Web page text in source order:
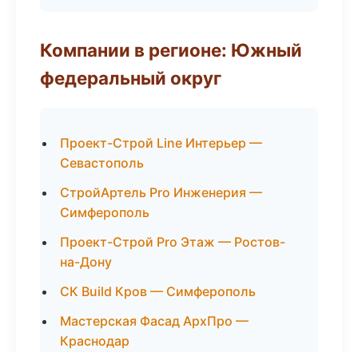
Компании в регионе: Южный
федеральный округ
Проект-Строй Line Интерьер —
Севастополь
СтройАртель Pro Инженерия —
Симферополь
Проект-Строй Pro Этаж — Ростов-
на-Дону
СК Build Кров — Симферополь
Мастерская Фасад АрхПро —
Краснодар